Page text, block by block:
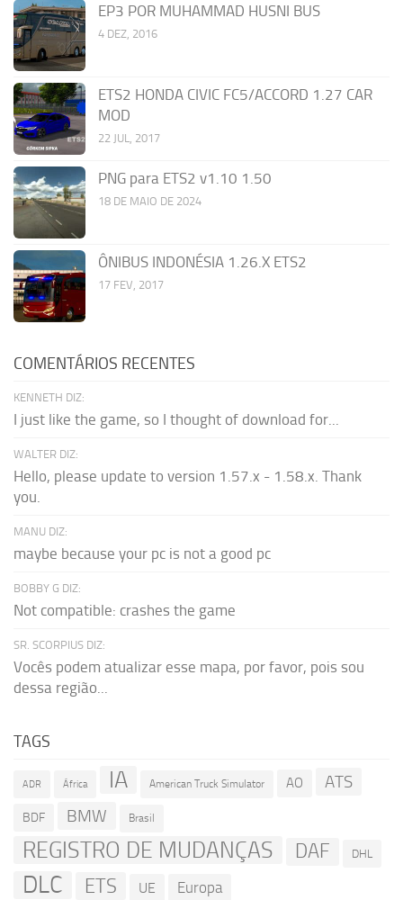
EP3 POR MUHAMMAD HUSNI BUS
4 DEZ, 2016
ETS2 HONDA CIVIC FC5/ACCORD 1.27 CAR
MOD
22 JUL, 2017
PNG para ETS2 v1.10 1.50
18 DE MAIO DE 2024
ÔNIBUS INDONÉSIA 1.26.X ETS2
17 FEV, 2017
COMENTÁRIOS RECENTES
KENNETH DIZ:
I just like the game, so I thought of download for...
WALTER DIZ:
Hello, please update to version 1.57.x - 1.58.x. Thank
you.
MANU DIZ:
maybe because your pc is not a good pc
BOBBY G DIZ:
Not compatible: crashes the game
SR. SCORPIUS DIZ:
Vocês podem atualizar esse mapa, por favor, pois sou
dessa região...
TAGS
ADR África IA American Truck Simulator AO ATS
BDF BMW Brasil
REGISTRO DE MUDANÇAS DAF DHL
DLC ETS UE Europa